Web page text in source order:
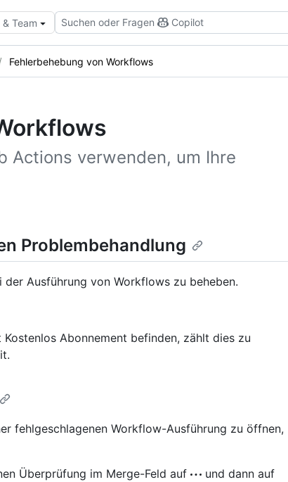
Team Suchen oder Fragen Copilot
Fehlerbehebung von Workflows
Actions verwenden, um Ihre
Problembehandlung
Ausführung von Workflows zu beheben.
Abonnement befinden, zählt dies zu
fehlgeschlagenen Workflow-Ausführung zu öffnen,
Überprüfung im Merge-Feld auf
und dann auf